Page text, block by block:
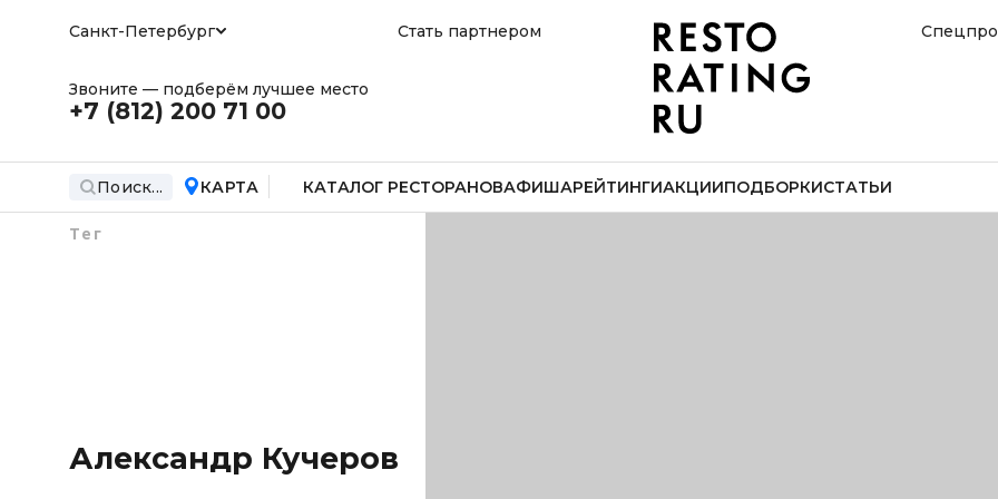
Санкт-Петербург Стать партнером
Звоните — подберём лучшее место
+7 (812) 200 71 00
Поиск... КАРТА КАТАЛОГ РЕСТОРАНОВАФИШАРЕЙТИНГИАКЦИИПОДБОРКИСТАТЬИ
Тег
Александр Кучеров